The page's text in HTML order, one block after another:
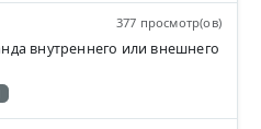
377 просмотр(ов)
внутреннего или внешнего